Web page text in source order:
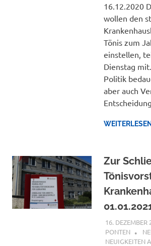
16.12.2020
wollen den
Tönis zum
einstellen,
Dienstag
Politik
aber auch
WEITERLESEN
Zur
16. DEZEMBER
PONTEN
NEUIGKEITEN